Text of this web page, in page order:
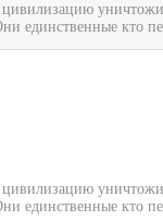
единственные кто
единственные кто